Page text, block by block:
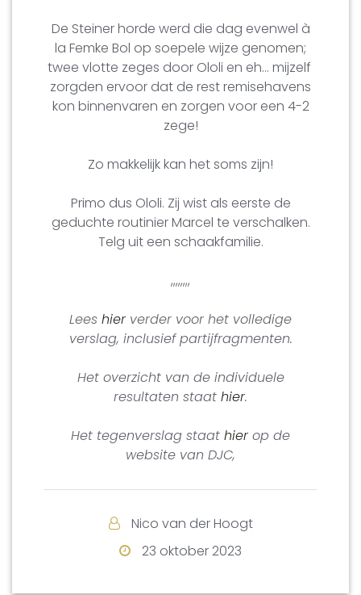
De Steiner horde werd die dag evenwel à
la Femke Bol op soepele wijze genomen;
twee vlotte zeges door Ololi en eh… mijzelf
zorgden ervoor dat de rest remisehavens
kon binnenvaren en zorgen voor een 4-2
zege!
Zo makkelijk kan het soms zijn!
Primo dus Ololi. Zij wist als eerste de
geduchte routinier Marcel te verschalken.
Telg uit een schaakfamilie.
,,,,,,,,
Lees hier verder voor het volledige
verslag, inclusief partijfragmenten.
Het overzicht van de individuele
resultaten staat hier.
Het tegenverslag staat hier op de
website van DJC,
Nico van der Hoogt
23 oktober 2023